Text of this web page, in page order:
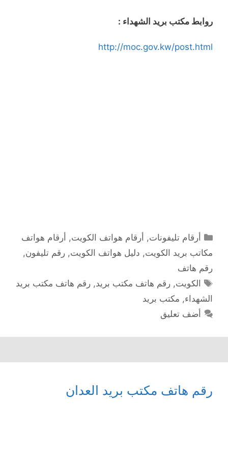
روابط مكتب بريد الشهداء :
http://moc.gov.kw/post.html
التصنيفات
أرقام تليفونات, أرقام هواتف الكويت, أرقام هواتف
مكاتب بريد الكويت, دليل هواتف الكويت, رقم تليفون,
رقم هاتف
الوسوم
الكويت,رقم هاتف مكتب بريد,رقم هاتف مكتب بريد
الشهداء, مكتب بريد
أضف تعليق
رقم هاتف مكتب بريد العدان